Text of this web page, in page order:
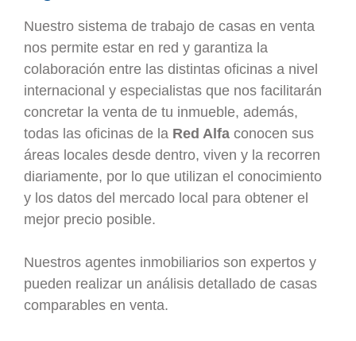
Nuestro sistema de trabajo de casas en venta
nos permite estar en red y garantiza la
colaboración entre las distintas oficinas a nivel
internacional y especialistas que nos facilitarán
concretar la venta de tu inmueble, además,
todas las oficinas de la Red Alfa conocen sus
áreas locales desde dentro, viven y la recorren
diariamente, por lo que utilizan el conocimiento
y los datos del mercado local para obtener el
mejor precio posible.
Nuestros agentes inmobiliarios son expertos y
pueden realizar un análisis detallado de casas
comparables en venta.